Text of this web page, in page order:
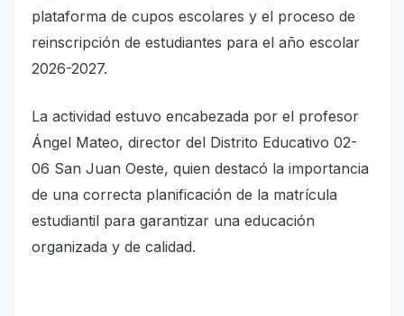
plataforma de cupos escolares y el proceso de
reinscripción de estudiantes para el año escolar
2026-2027.
La actividad estuvo encabezada por el profesor
Ángel Mateo, director del Distrito Educativo 02-
06 San Juan Oeste, quien destacó la importancia
de una correcta planificación de la matrícula
estudiantil para garantizar una educación
organizada y de calidad.